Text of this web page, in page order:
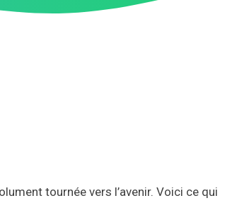
tournée vers l’avenir. Voici ce qui